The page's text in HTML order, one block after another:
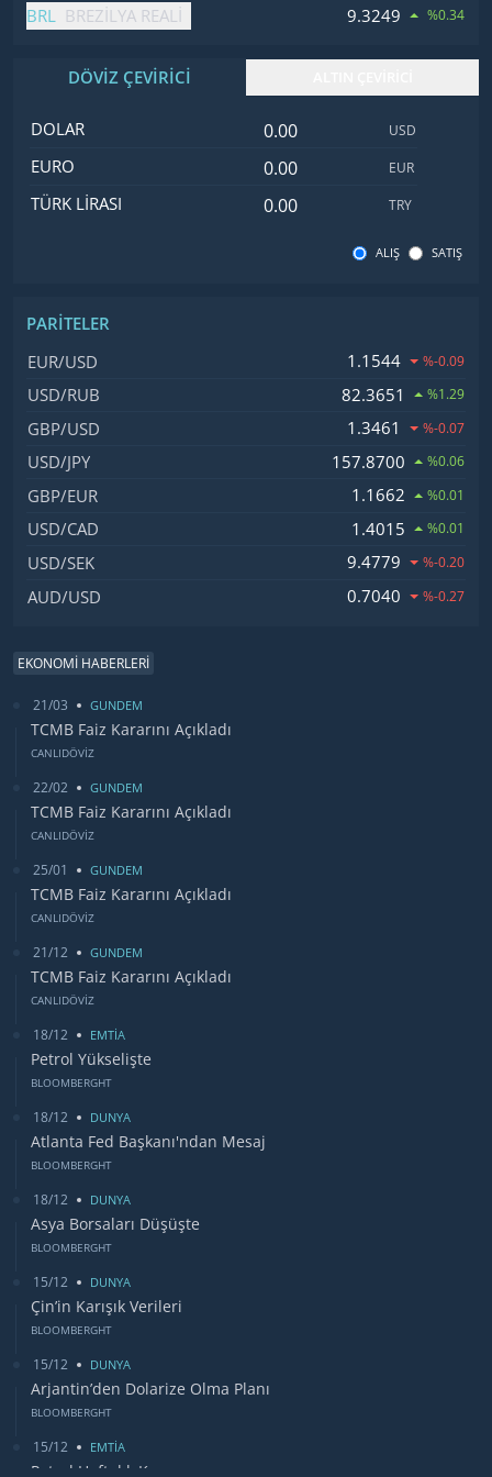
BRL BREZILYA REALI 9.3249 %0.34
DÖVİZ ÇEVİRİCİ
İsimDeğer
DOLAR Dolar değeri USD
EURO Euro değeri EUR
TÜRK LIRASI Türk Lirası değeri
TRY
ALIŞ SATIŞ
PARITELER
İsim, Kod
EUR/USD 1.1544 %-0.09
USD/RUB 82.3651 %1.29
GBP/USD 1.3461 %-0.07
USD/JPY 157.8700 %0.06
GBP/EUR 1.1662 %0.01
USD/CAD 1.4015 %0.01
USD/SEK 9.4779 %-0.20
AUD/USD 0.7040 %-0.27
EKONOMİ HABERLERİ
21/03 GUNDEM
TCMB Faiz Kararını Açıkladı
CANLIDÖVİZ
22/02 GUNDEM
TCMB Faiz Kararını Açıkladı
CANLIDÖVİZ
25/01 GUNDEM
TCMB Faiz Kararını Açıkladı
CANLIDÖVİZ
21/12 GUNDEM
TCMB Faiz Kararını Açıkladı
CANLIDÖVİZ
18/12 EMTİA
Petrol Yükselişte
BLOOMBERGHT
18/12 DUNYA
Atlanta Fed Başkanı'ndan Mesaj
BLOOMBERGHT
18/12 DUNYA
Asya Borsaları Düşüşte
BLOOMBERGHT
15/12 DUNYA
Çin’in Karışık Verileri
BLOOMBERGHT
15/12 DUNYA
Arjantin’den Dolarize Olma Planı
BLOOMBERGHT
15/12 EMTİA
Petrol Haftalık Kazancı